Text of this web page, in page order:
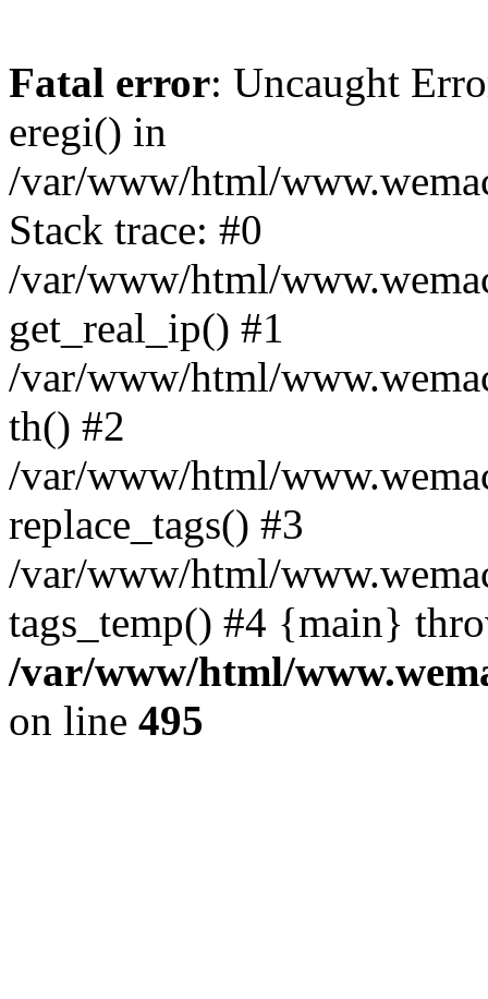
Fatal error: Uncaught
eregi() in
/var/www/html/
Stack trace: #0
/var/www/html/
get_real_ip() #1
/var/www/html/
th() #2
/var/www/html/
replace_tags() #3
/var/www/html/
tags_temp() #4 {main}
/var/www/html/
on line 495